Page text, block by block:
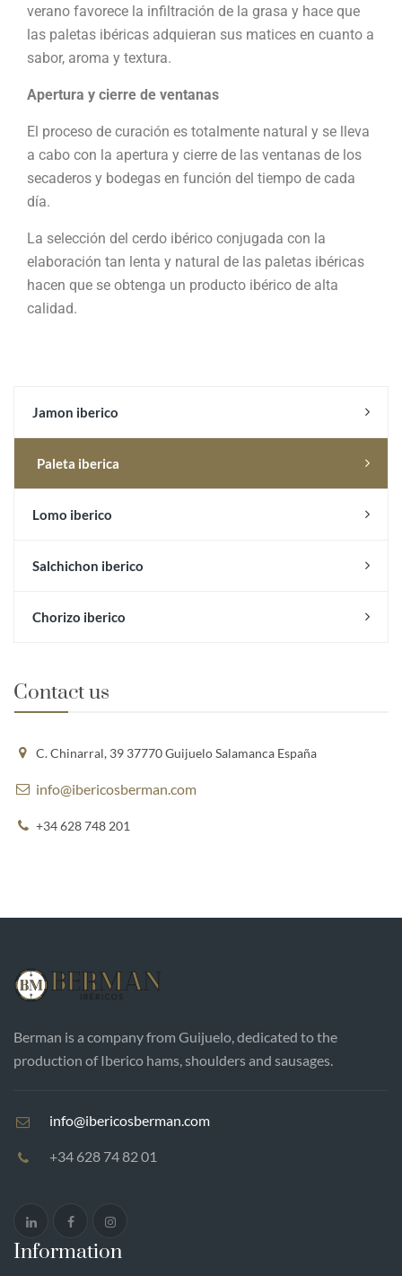
verano favorece la infiltración de la grasa y hace que
las paletas ibéricas adquieran sus matices en cuanto a
sabor, aroma y textura.
Apertura y cierre de ventanas
El proceso de curación es totalmente natural y se lleva
a cabo con la apertura y cierre de las ventanas de los
secaderos y bodegas en función del tiempo de cada
día.
La selección del cerdo ibérico conjugada con la
elaboración tan lenta y natural de las paletas ibéricas
hacen que se obtenga un producto ibérico de alta
calidad.
Jamon iberico
Paleta iberica
Lomo iberico
Salchichon iberico
Chorizo iberico
Contact us
C. Chinarral, 39 37770 Guijuelo Salamanca España
info@ibericosberman.com
+34 628 748 201
Berman is a company from Guijuelo, dedicated to the
production of Iberico hams, shoulders and sausages.
info@ibericosberman.com
+34 628 74 82 01
Information